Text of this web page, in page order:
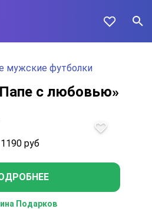
мужские футболки
с любовью»
1190 руб
Подарков